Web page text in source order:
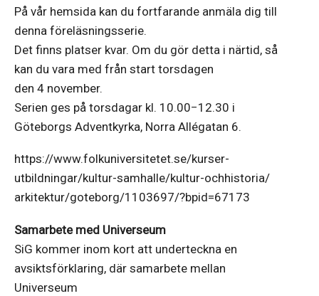
På vår hemsida kan du fortfarande anmäla dig till
denna föreläsningsserie.
Det finns platser kvar. Om du gör detta i närtid, så
kan du vara med från start torsdagen
den 4 november.
Serien ges på torsdagar kl. 10.00−12.30 i
Göteborgs Adventkyrka, Norra Allégatan 6.
https://www.folkuniversitetet.se/kurser-
utbildningar/kultur-samhalle/kultur-ochhistoria/
arkitektur/goteborg/1103697/?bpid=67173
Samarbete med Universeum
SiG kommer inom kort att underteckna en
avsiktsförklaring, där samarbete mellan
Universeum